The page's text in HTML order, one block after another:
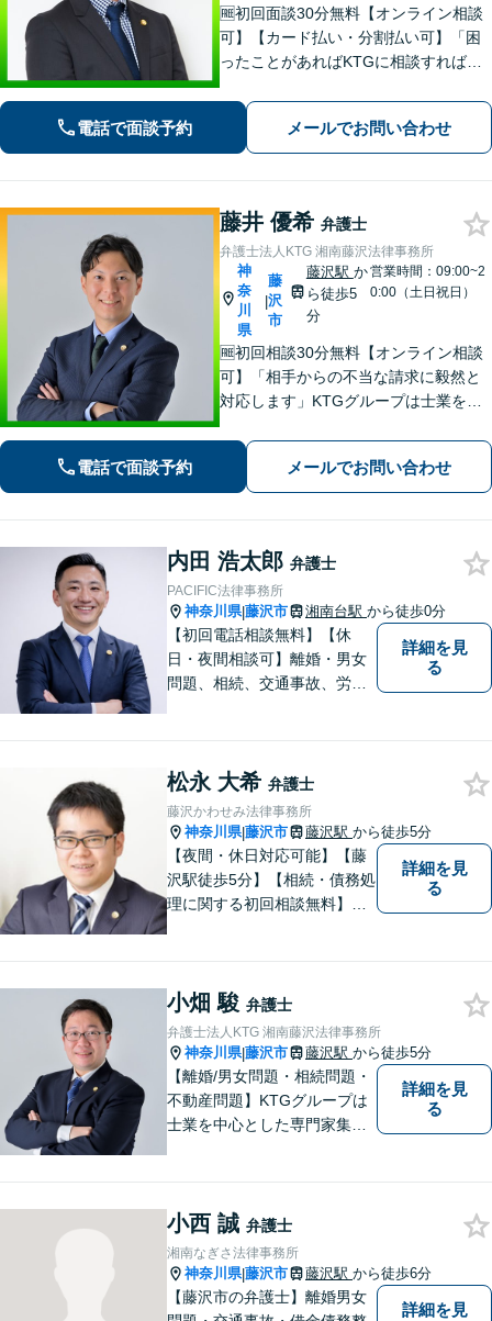
🆓初回面談30分無料【オンライン相談
可】【カード払い・分割払い可】「困
ったことがあればKTGに相談すれば安
ストップサービスを提供しています。
お気軽にご相談ください。
電話で面談予約 メールでお問い合わせ
藤井 優希 弁護士
弁護士法人KTG 湘南藤沢法律事務所
神
奈
川
県
|
藤
沢
市
藤沢駅 か
ら徒歩5
分
営業時間：09:00~2
0:00（土日祝日）
🆓初回相談30分無料【オンライン相談
可】「相手からの不当な請求に毅然と
対応します」KTGグループは士業を中
プ対応で迅速な解決を目指します。ま
ずはお気軽にご相談ください【カード
払い・分割払い可】
電話で面談予約 メールでお問い合わせ
内田 浩太郎 弁護士
PACIFIC法律事務所
神奈川県|藤沢市 湘南台駅 から徒歩0分
【初回電話相談無料】【休
日・夜間相談可】離婚・男女
問題、相続、交通事故、労働
談者様の想いや立場を丁寧に
くみ取り、最善の解決を目指
して参ります。【湘南台駅0
分】
詳細を見
る
松永 大希 弁護士
藤沢かわせみ法律事務所
神奈川県|藤沢市 藤沢駅 から徒歩5分
【夜間・休日対応可能】【藤
沢駅徒歩5分】【相続・債務処
理に関する初回相談無料】お
詳細を見
る
小畑 駿 弁護士
弁護士法人KTG 湘南藤沢法律事務所
神奈川県|藤沢市 藤沢駅 から徒歩5分
【離婚/男女問題・相続問題・
不動産問題】KTGグループは
士業を中心とした専門家集団
トップサービスを提供してい
ます。【WEB相談可】【カー
ド払い・分割払い可】
詳細を見
る
小西 誠 弁護士
湘南なぎさ法律事務所
神奈川県|藤沢市 藤沢駅 から徒歩6分
【藤沢市の弁護士】離婚男女
詳細を見